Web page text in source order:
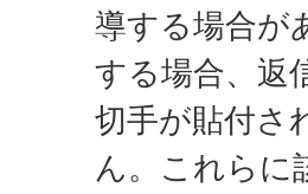
導する場合が
する場合、返
切手が貼付さ
ん。これらに